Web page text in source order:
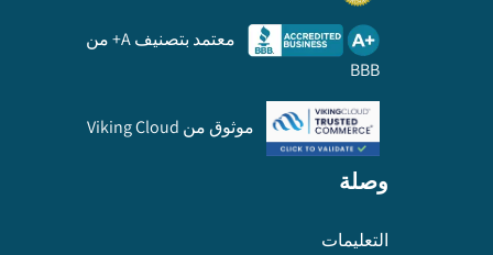
معتمد بتصنيف A+ من
BBB
موثوق من Viking Cloud
وصلة
التعليمات